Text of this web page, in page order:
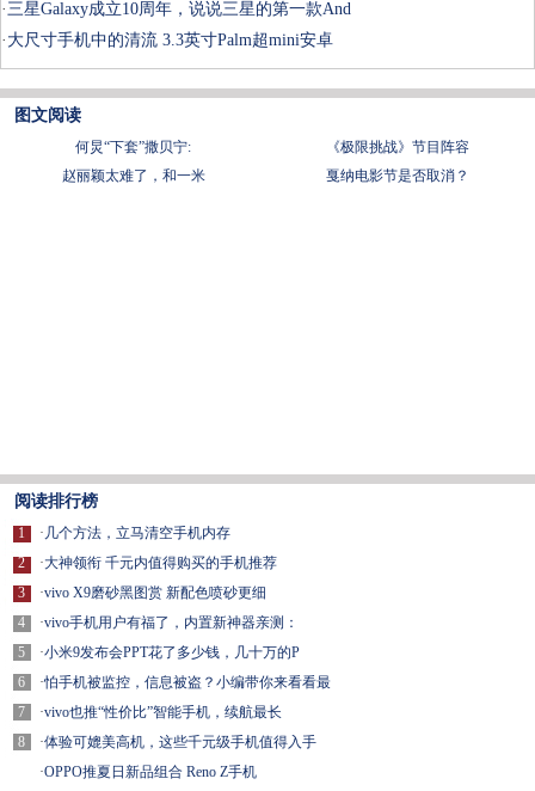
·三星Galaxy成立10周年，说说三星的第一款And
· 大尺寸手机中的清流 3.3英寸Palm超mini安卓
图文阅读
何炅“下套”撒贝宁:
《极限挑战》节目阵容
赵丽颖太难了，和一米
戛纳电影节是否取消？
阅读排行榜
1
2
3
4
5
6
7
8
· 几个方法，立马清空手机内存
·大神领衔 千元内值得购买的手机推荐
·vivo X9磨砂黑图赏 新配色喷砂更细
·vivo手机用户有福了，内置新神器亲测：
·小米9发布会PPT花了多少钱，几十万的P
·怕手机被监控，信息被盗？小编带你来看看最
·vivo也推“性价比”智能手机，续航最长
·体验可媲美高机，这些千元级手机值得入手
·OPPO推夏日新品组合 Reno Z手机